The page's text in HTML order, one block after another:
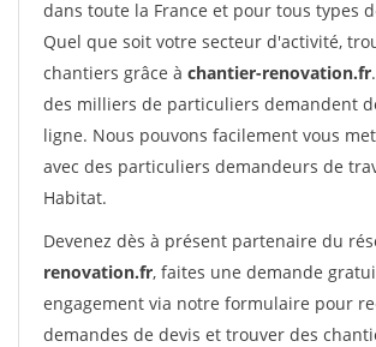
dans toute la France et pour tous types
Quel que soit votre secteur d'activité,
chantiers grâce à chantier-renovation.fr
des milliers de particuliers demandent
ligne. Nous pouvons facilement vous
avec des particuliers demandeurs de
Habitat.
Devenez dès à présent partenaire du
renovation.fr, faites une demande
engagement via notre formulaire pour
demandes de devis et trouver des